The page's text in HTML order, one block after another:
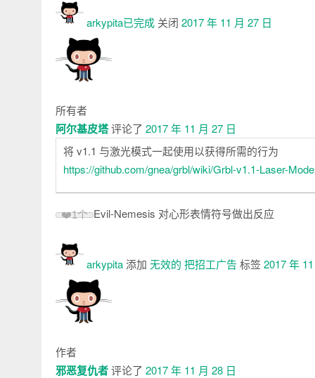
arkypita已完成 关闭 2017 年 11 月 27 日
所有者
阿尔基皮塔评论了 2017 年 11 月 27 日
将 v1.1 与激光模式一起使用以获得所需的行为
https://github.com/gnea/grbl/wiki/Grbl-v1.1-Laser-Mode
❤️1个 Evil-Nemesis 对心形表情符号做出反应
arkypita添加 无效的 把招工广告标签2017 年
作者
邪恶复仇者评论了 2017 年 11 月 28 日